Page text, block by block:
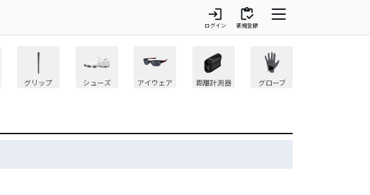
login
ログイン
inventory
新規登録
グリップ シューズ アイウェア 距離計測器 グローブ